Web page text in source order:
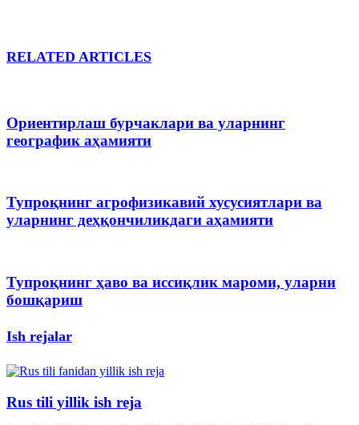
RELATED ARTICLES
Ориентирлаш бурчаклари ва уларнинг
географик аҳамияти
Тупроқнинг агрофизикавий хусусиятлари ва
уларнинг деҳқончиликдаги аҳамияти
Тупроқнинг ҳаво ва иссиқлик мароми, уларни
бошқариш
Ish rejalar
Rus tili yillik ish reja